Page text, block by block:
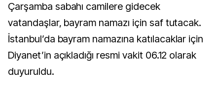
Çarşamba sabahı camilere gidecek
vatandaşlar, bayram namazı için saf tutacak.
İstanbul’da bayram namazına katılacaklar için
Diyanet’in açıkladığı resmi vakit 06.12 olarak
duyuruldu.